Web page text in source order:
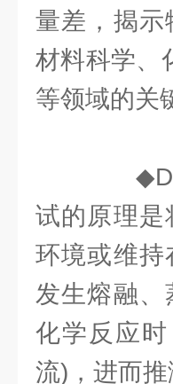
量差，揭示
材料科学、
等领域的关
试的原理是
环境或维持
发生熔融
化学反应
流)，进而